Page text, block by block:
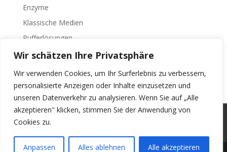
Wir schätzen Ihre Privatsphäre
Wir verwenden Cookies, um Ihr Surferlebnis zu verbessern,
personalisierte Anzeigen oder Inhalte einzusetzen und
unseren Datenverkehr zu analysieren. Wenn Sie auf „Alle
akzeptieren" klicken, stimmen Sie der Anwendung von
Cookies zu.
Anpassen Alles ablehnen Alle akzeptieren
Enzyme
Klassische Medien
Pufferlösungen
Zelltrennung
PRIVATSPHÄRE UND DATENSCHUTZERKLÄRUNG